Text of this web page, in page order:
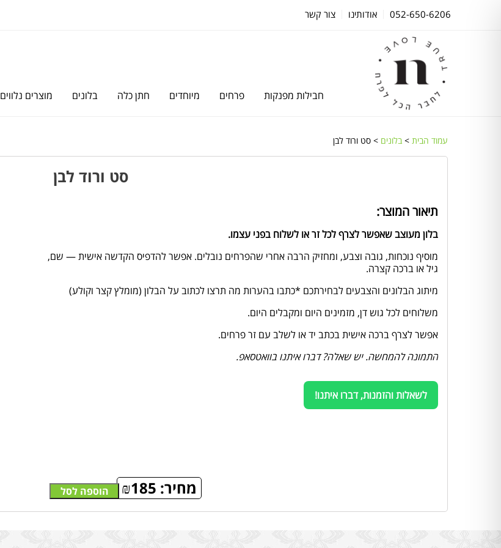
052-650-6206 אודותינו צור קשר
חבילות מפנקות פרחים מיוחדים חתן כלה בלונים מוצרים נלווים
עמוד הבית >בלונים > סט ורוד לבן
סט ורוד לבן
תיאור המוצר:
בלון מעוצב שאפשר לצרף לכל זר או לשלוח בפני עצמו.
מוסיף נוכחות, גובה וצבע, ומחזיק הרבה אחרי שהפרחים נובלים. אפשר להדפיס הקדשה אישית — שם,
גיל או ברכה קצרה.
מיתוג הבלונים והצבעים לבחירתכם *כתבו בהערות מה תרצו לכתוב על הבלון (מומלץ קצר וקולע)
משלוחים לכל גוש דן, מזמינים היום ומקבלים היום.
אפשר לצרף ברכה אישית בכתב יד או לשלב עם זר פרחים.
התמונה להמחשה. יש שאלה? דברו איתנו בוואטסאפ.
מחיר: ₪185 הוספה לסל
לשאלות והזמנות, דברו איתנו!